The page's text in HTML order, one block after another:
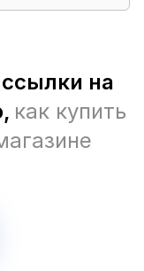
на
как купить